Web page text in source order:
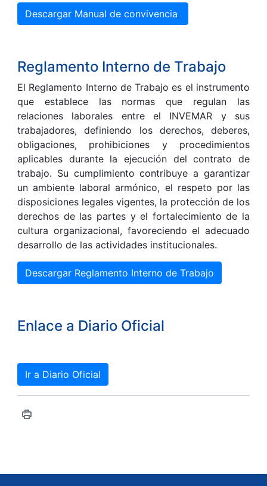
Descargar Manual de convivencia
Reglamento Interno de Trabajo
El Reglamento Interno de Trabajo es el instrumento
que establece las normas que regulan las
relaciones laborales entre el INVEMAR y sus
trabajadores, definiendo los derechos, deberes,
obligaciones, prohibiciones y procedimientos
aplicables durante la ejecución del contrato de
trabajo. Su cumplimiento contribuye a garantizar
un ambiente laboral armónico, el respeto por las
disposiciones legales vigentes, la protección de los
derechos de las partes y el fortalecimiento de la
cultura organizacional, favoreciendo el adecuado
desarrollo de las actividades institucionales.
Descargar Reglamento Interno de Trabajo
Enlace a Diario Oficial
Ir a Diario Oficial